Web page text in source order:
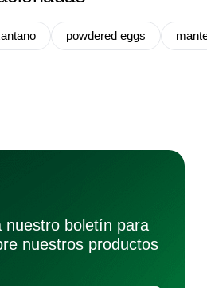
powdered eggs
nuestro boletín para
nuestros productos